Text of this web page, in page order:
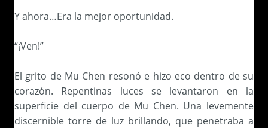
Y ahora…Era la mejor oportunidad.
“¡Ven!”
El grito de Mu Chen resonó e hizo eco dentro de su
corazón. Repentinas luces se levantaron en la
superficie del cuerpo de Mu Chen. Una levemente
discernible torre de luz brillando, que penetraba a